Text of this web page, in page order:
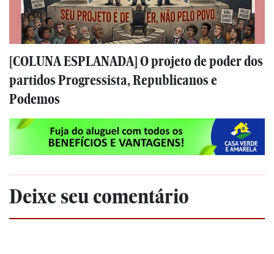
[COLUNA ESPLANADA] O projeto de poder dos
partidos Progressista, Republicanos e
Podemos
Deixe seu comentário